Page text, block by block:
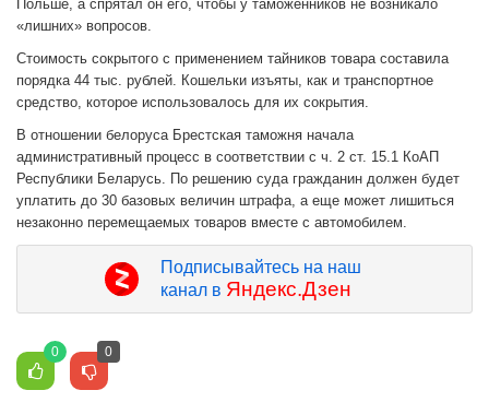
Польше, а спрятал он его, чтобы у таможенников не возникало
«лишних» вопросов.
Стоимость сокрытого с применением тайников товара составила
порядка 44 тыс. рублей. Кошельки изъяты, как и транспортное
средство, которое использовалось для их сокрытия.
В отношении белоруса Брестская таможня начала
административный процесс в соответствии с ч. 2 ст. 15.1 КоАП
Республики Беларусь. По решению суда гражданин должен будет
уплатить до 30 базовых величин штрафа, а еще может лишиться
незаконно перемещаемых товаров вместе с автомобилем.
Подписывайтесь на наш
канал в Яндекс.Дзен
0 0